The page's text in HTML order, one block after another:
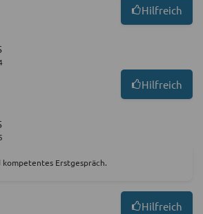
Hilfreich
Hilfreich
Erstgespräch.
Hilfreich